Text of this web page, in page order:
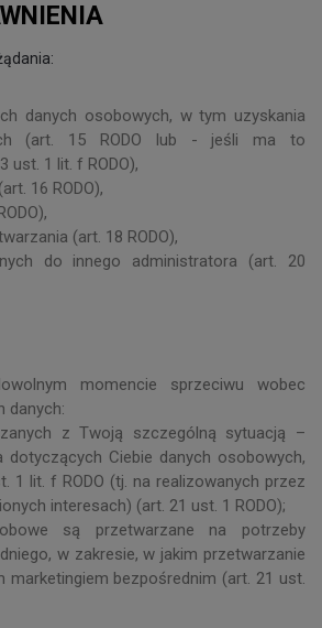
danych osobowych, w tym uzyskania
(art. 15 RODO lub - jeśli ma to
ust. 1 lit. f RODO),
16 RODO),
(art. 18 RODO),
do innego administratora (art. 20
momencie sprzeciwu wobec
danych:
z Twoją szczególną sytuacją –
dotyczących Ciebie danych osobowych,
1 lit. f RODO (tj. na realizowanych przez
interesach) (art. 21 ust. 1 RODO);
są przetwarzane na potrzeby
w zakresie, w jakim przetwarzanie
marketingiem bezpośrednim (art. 21 ust.